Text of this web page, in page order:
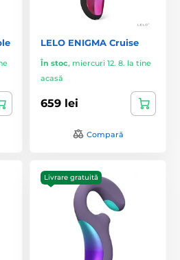
LELO ENIGMA Cruise
În stoc, miercuri 12. 8. la tine
acasă
659 lei
Compară
Livrare gratuită